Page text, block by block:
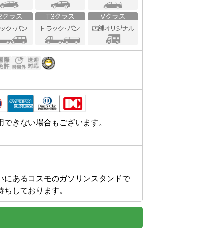
きない場合もございます。
にあるコスモのガソリンスタンドで
しております。